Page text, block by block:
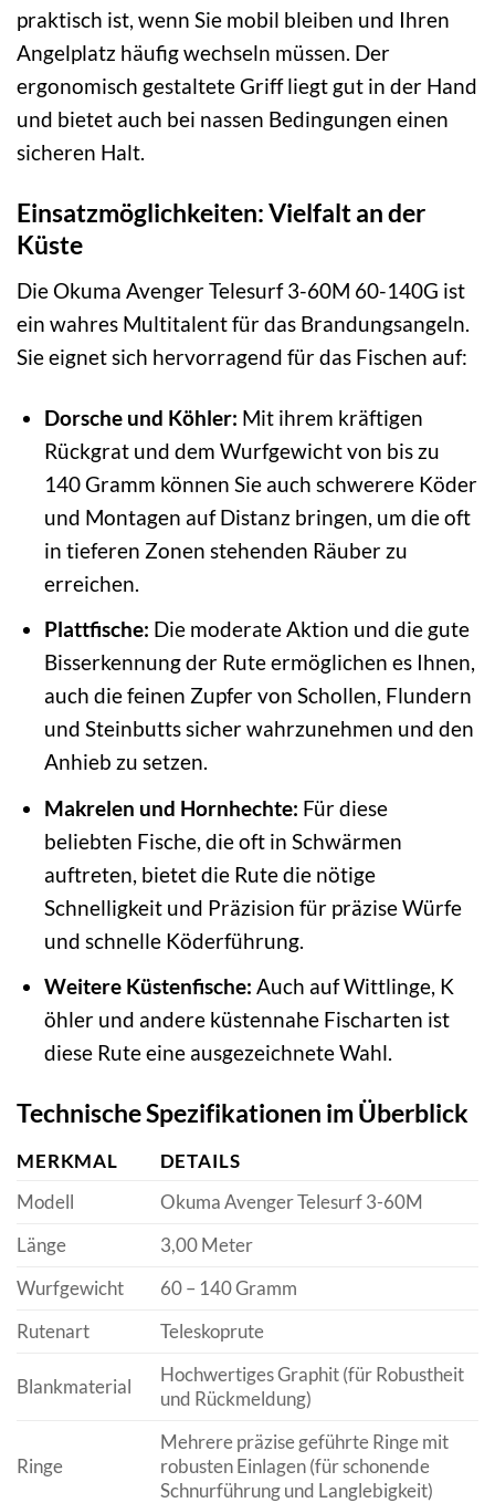
praktisch ist, wenn Sie mobil bleiben und Ihren
Angelplatz häufig wechseln müssen. Der
ergonomisch gestaltete Griff liegt gut in der Hand
und bietet auch bei nassen Bedingungen einen
sicheren Halt.
Einsatzmöglichkeiten: Vielfalt an der
Küste
Die Okuma Avenger Telesurf 3-60M 60-140G ist
ein wahres Multitalent für das Brandungsangeln.
Sie eignet sich hervorragend für das Fischen auf:
Dorsche und Köhler: Mit ihrem kräftigen
Rückgrat und dem Wurfgewicht von bis zu
140 Gramm können Sie auch schwerere Köder
und Montagen auf Distanz bringen, um die oft
in tieferen Zonen stehenden Räuber zu
erreichen.
Plattfische: Die moderate Aktion und die gute
Bisserkennung der Rute ermöglichen es Ihnen,
auch die feinen Zupfer von Schollen, Flundern
und Steinbutts sicher wahrzunehmen und den
Anhieb zu setzen.
Makrelen und Hornhechte: Für diese
beliebten Fische, die oft in Schwärmen
auftreten, bietet die Rute die nötige
Schnelligkeit und Präzision für präzise Würfe
und schnelle Köderführung.
Weitere Küstenfische: Auch auf Wittlinge, K
öhler und andere küstennahe Fischarten ist
diese Rute eine ausgezeichnete Wahl.
Technische Spezifikationen im Überblick
MERKMAL
DETAILS
Modell
Okuma Avenger Telesurf 3-60M
Länge
3,00 Meter
Wurfgewicht
60 – 140 Gramm
Rutenart
Teleskoprute
Blankmaterial
Hochwertiges Graphit (für Robustheit
und Rückmeldung)
Ringe
Mehrere präzise geführte Ringe mit
robusten Einlagen (für schonende
Schnurführung und Langlebigkeit)